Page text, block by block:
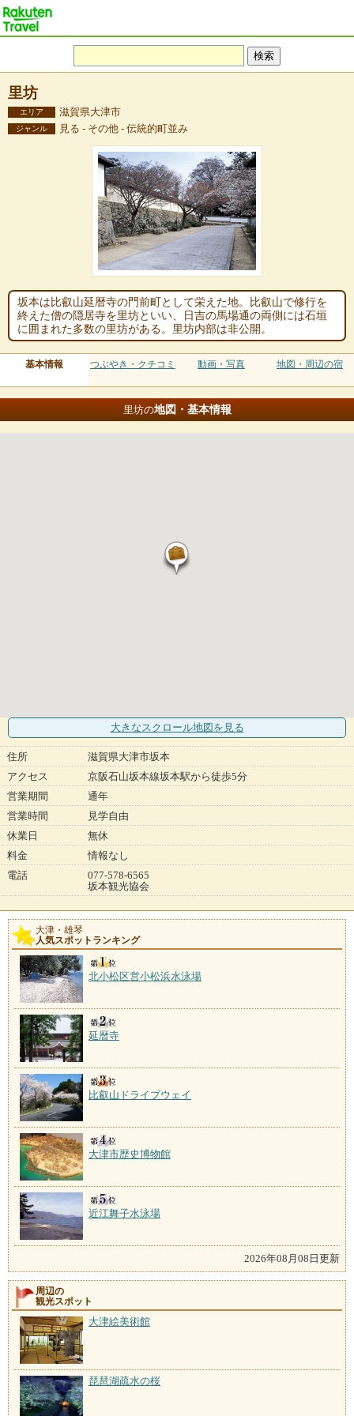
里坊
エリア 滋賀県大津市
ジャンル 見る - その他 - 伝統的町並み
坂本は比叡山延暦寺の門前町として栄えた地。比叡山で修行を
終えた僧の隠居寺を里坊といい、日吉の馬場通の両側には石垣
に囲まれた多数の里坊がある。里坊内部は非公開。
基本情報 つぶやき・クチコミ 動画・写真 地図・周辺の宿
里坊の地図・基本情報
大きなスクロール地図 を見る
住所
滋賀県大津市坂本
アクセス
京阪石山坂本線坂本駅から徒歩5分
営業期間
通年
営業時間
見学自由
休業日
無休
料金
情報なし
電話
077-578-6565
坂本観光協会
大津・雄琴
人気スポットランキング
北小松区営小松浜水泳場
延暦寺
比叡山ドライブウェイ
大津市歴史博物館
近江舞子水泳場
2026年08月08日更新
周辺の
観光スポット
大津絵美術館
琵琶湖疏水の桜